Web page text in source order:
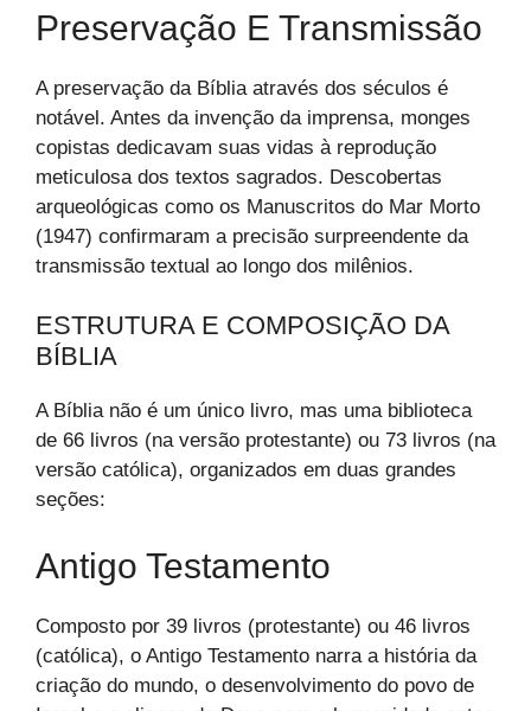
Preservação E Transmissão
A preservação da Bíblia através dos séculos é
notável. Antes da invenção da imprensa, monges
copistas dedicavam suas vidas à reprodução
meticulosa dos textos sagrados. Descobertas
arqueológicas como os Manuscritos do Mar Morto
(1947) confirmaram a precisão surpreendente da
transmissão textual ao longo dos milênios.
ESTRUTURA E COMPOSIÇÃO DA
BÍBLIA
A Bíblia não é um único livro, mas uma biblioteca
de 66 livros (na versão protestante) ou 73 livros (na
versão católica), organizados em duas grandes
seções:
Antigo Testamento
Composto por 39 livros (protestante) ou 46 livros
(católica), o Antigo Testamento narra a história da
criação do mundo, o desenvolvimento do povo de